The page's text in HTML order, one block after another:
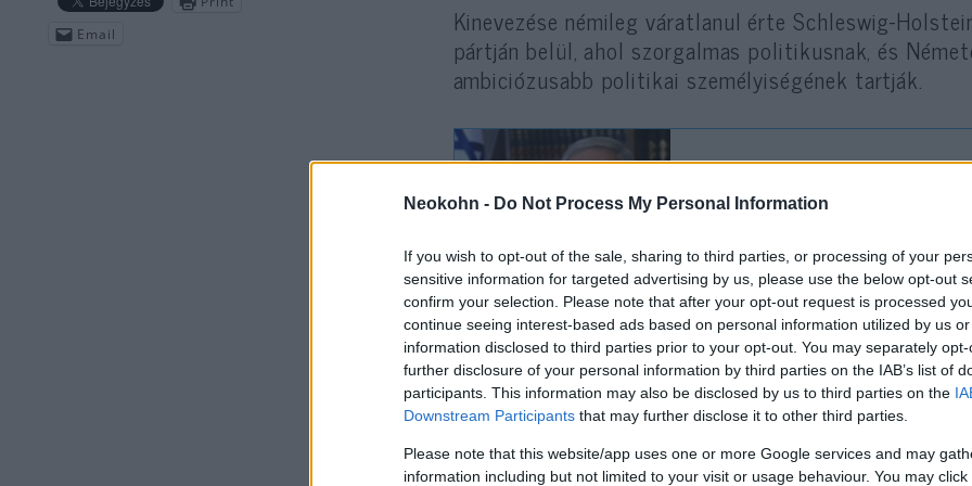
Neokohn - Do Not Process My Personal Information
If you wish to opt-out of the sale, sharing to third parties, or processing of your
sensitive information for targeted advertising by us, please use the below opt-out
confirm your selection. Please note that after your opt-out request is processed
continue seeing interest-based ads based on personal information utilized by us
information disclosed to third parties prior to your opt-out. You may separately
further disclosure of your personal information by third parties on the IAB’s list of
participants. This information may also be disclosed by us to third parties on the
Downstream Participants that may further disclose it to other third parties.
Please note that this website/app uses one or more Google services and may
information including but not limited to your visit or usage behaviour. You may
Kinevezése némileg váratlanul érte Schleswig-
pártján belül, ahol szorgalmas politikusnak, és
ambiciózusabb politikai személyiségének tartják.
Szabad az út
A Times szerint Prien zsidó nagyszülei az 1930-as
Németországból, és Hollandiában kerestek
költözött Németországba, ahol azóta sikeres
megtanult németül és megszerezte a német
édesanyjának vegyes érzései voltak ezzel a
Email